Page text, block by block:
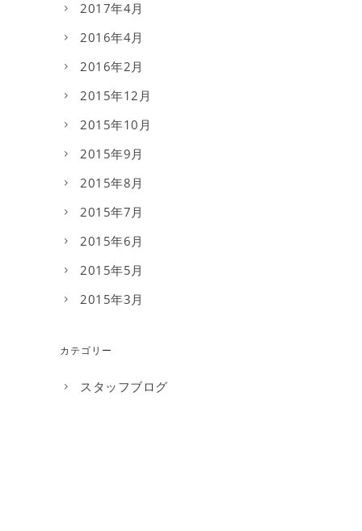
2017年4月
2016年4月
2016年2月
2015年12月
2015年10月
2015年9月
2015年8月
2015年7月
2015年6月
2015年5月
2015年3月
カテゴリー
スタッフブログ